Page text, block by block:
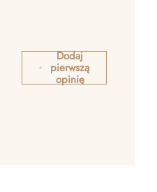
Dodaj
pierwszą
opinię